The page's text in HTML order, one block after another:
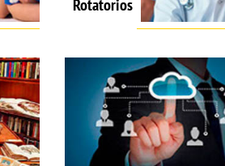
Rotatorios